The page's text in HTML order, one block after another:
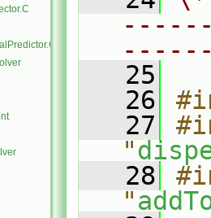
   25
   26
   27
"
   28
"